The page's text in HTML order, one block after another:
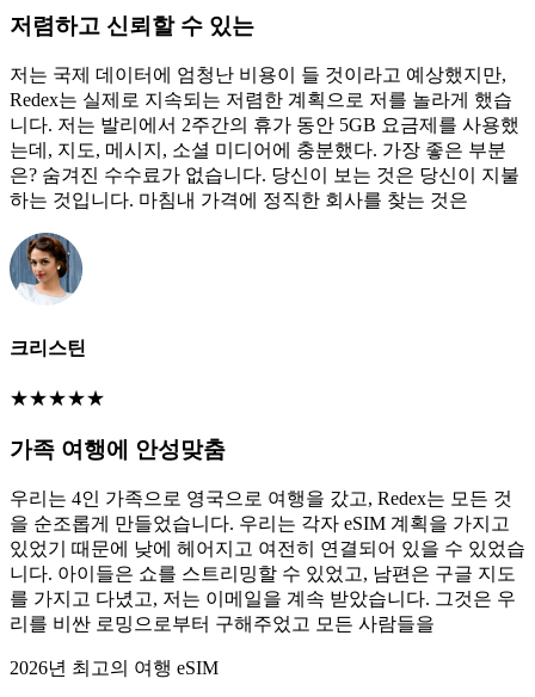
저렴하고 신뢰할 수 있는
저는 국제 데이터에 엄청난 비용이 들 것이라고 예상했지만,
Redex는 실제로 지속되는 저렴한 계획으로 저를 놀라게 했습
니다. 저는 발리에서 2주간의 휴가 동안 5GB 요금제를 사용했
는데, 지도, 메시지, 소셜 미디어에 충분했다. 가장 좋은 부분
은? 숨겨진 수수료가 없습니다. 당신이 보는 것은 당신이 지불
하는 것입니다. 마침내 가격에 정직한 회사를 찾는 것은
크리스틴
★★★★★
가족 여행에 안성맞춤
우리는 4인 가족으로 영국으로 여행을 갔고, Redex는 모든 것
을 순조롭게 만들었습니다. 우리는 각자 eSIM 계획을 가지고
있었기 때문에 낮에 헤어지고 여전히 연결되어 있을 수 있었습
니다. 아이들은 쇼를 스트리밍할 수 있었고, 남편은 구글 지도
를 가지고 다녔고, 저는 이메일을 계속 받았습니다. 그것은 우
리를 비싼 로밍으로부터 구해주었고 모든 사람들을
2026년 최고의 여행 eSIM